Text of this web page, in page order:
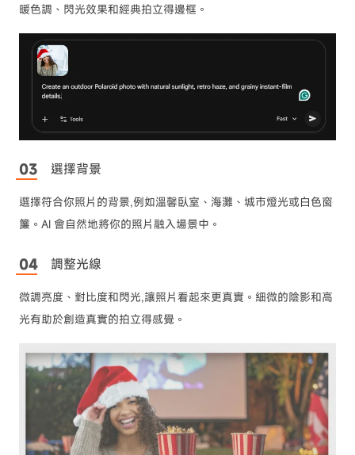
暖色調、閃光效果和經典拍立得邊框。
選擇背景
選擇符合你照片的背景,例如溫馨臥室、海灘、城市燈光或白色窗
簾。AI 會自然地將你的照片融入場景中。
調整光線
微調亮度、對比度和閃光,讓照片看起來更真實。細微的陰影和高
光有助於創造真實的拍立得感覺。